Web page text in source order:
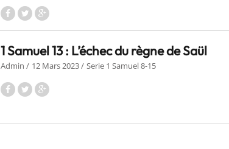
1 Samuel 13 : L’échec du règne de Saül
Admin 12 Mars 2023 Serie 1 Samuel 8-15